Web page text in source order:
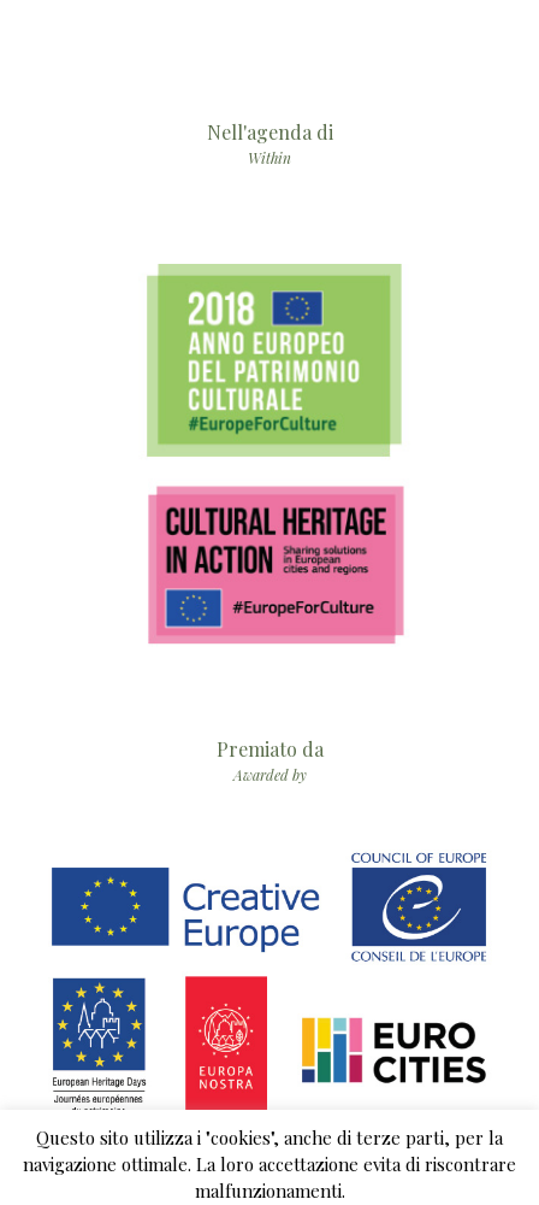
Nell'agenda di
Within
Premiato da
Awarded by
Questo sito utilizza i "cookies", anche di terze parti, per la
navigazione ottimale. La loro accettazione evita di riscontrare
malfunzionamenti.